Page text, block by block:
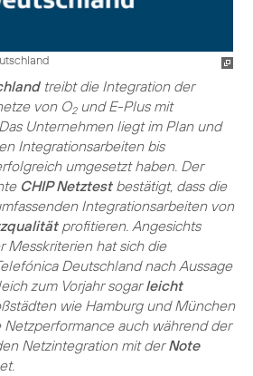
treibt die Integration der
von O2und E-Plus mit
Unternehmen liegt im Plan und
Integrationsarbeiten bis
umgesetzt haben. Der
CHIP Netztestbestätigt, dass die
Integrationsarbeiten von
profitieren. Angesichts
Messkriterien hat sich die
Deutschland nach Aussage
zum Vorjahr sogarleicht
wie Hamburg und München
auch während der
Netzintegration mit derNote